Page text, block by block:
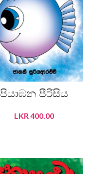
පියාඹන පීරිසිය
LKR400.00